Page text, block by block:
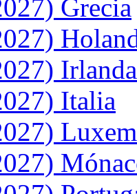
Grecia
Irlanda
Italia